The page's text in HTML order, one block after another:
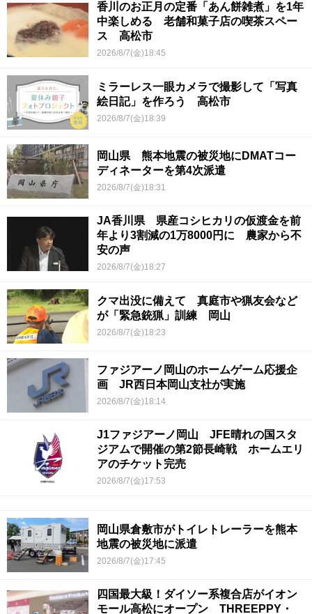
香川のお正月の定番「あん餅雑煮」を1年
中楽しめる 老舗和菓子店の喫茶スペー
ス 高松市
2026/8/7(金)18:45
ミラーレス一眼カメラで撮影して「写真
絵日記」を作ろう 高松市
2026/8/7(金)18:39
岡山県 熊本地震の被災地にDMATコー
ディネーターを第4次派遣
2026/8/7(金)18:31
JA香川県 県産コシヒカリの仮渡金を前
年より3割減の1万8000円に 農家から不
安の声
2026/8/7(金)18:27
クマ出没に備えて 真庭市や猟友会など
が「緊急銃猟」訓練 岡山
2026/8/7(金)18:23
ファジアーノ岡山のホームゲーム応援企
画 JR西日本岡山支社が実施
2026/8/7(金)18:14
J1ファジアーノ岡山 JFE晴れの国スタ
ジアムで開催の第2節長崎戦 ホームエリ
アのチケット完売
2026/8/7(金)17:53
岡山県倉敷市がトイレトレーラーを熊本
地震の被災地に派遣
2026/8/7(金)17:45
四国最大級！ダイソー系複合店がイオン
モール高松にオープン THREEPPY・